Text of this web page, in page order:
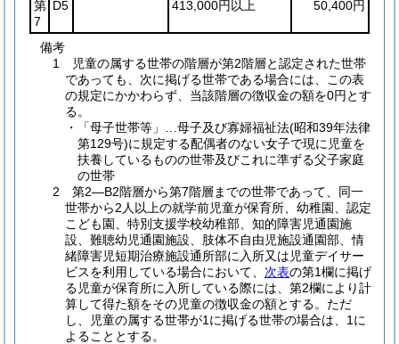
第
7
D5 413,000円以上 50,400円
備考
1 児童の属する世帯の階層が第2階層と認定された世帯
であっても、次に掲げる世帯である場合には、この表
の規定にかかわらず、当該階層の徴収金の額を0円とす
る。
・「母子世帯等」…母子及び寡婦福祉法(昭和39年法律
第129号)に規定する配偶者のない女子で現に児童を
扶養しているものの世帯及びこれに準ずる父子家庭
の世帯
2 第2―B2階層から第7階層までの世帯であって、同一
世帯から2人以上の就学前児童が保育所、幼稚園、認定
こども園、特別支援学校幼稚部、知的障害児通園施
設、難聴幼児通園施設、肢体不自由児施設通園部、情
緒障害児短期治療施設通所部に入所又は児童デイサー
ビスを利用している場合において、 次表の第1欄に掲げ
る児童が保育所に入所している際には、第2欄により計
算して得た額をその児童の徴収金の額とする。ただ
し、児童の属する世帯が1に掲げる世帯の場合は、1に
よることとする。